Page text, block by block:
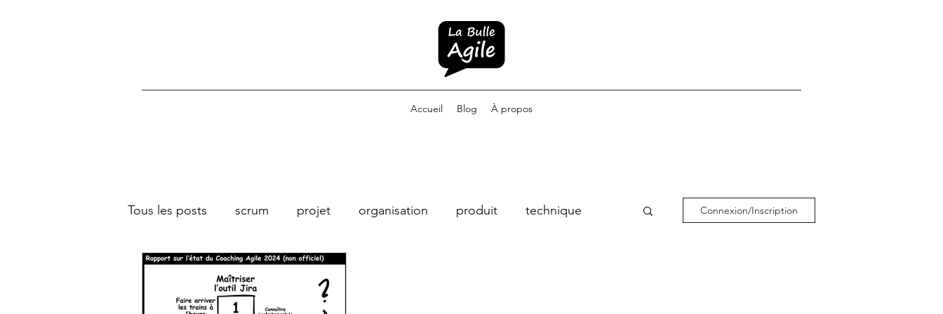
Accueil Blog À propos
Tous les posts scrum projet organisation produit technique
équipe culture coaching agile
Connexion/Inscription